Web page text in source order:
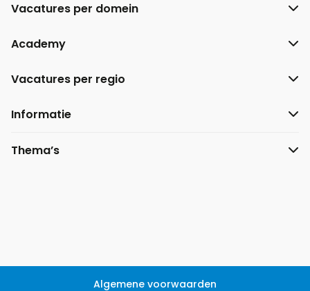
Vacatures per domein
Academy
Vacatures per regio
Informatie
Thema’s
Algemene voorwaarden